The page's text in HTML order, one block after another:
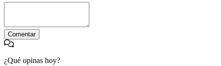
Comentar
¿Qué opinas hoy?